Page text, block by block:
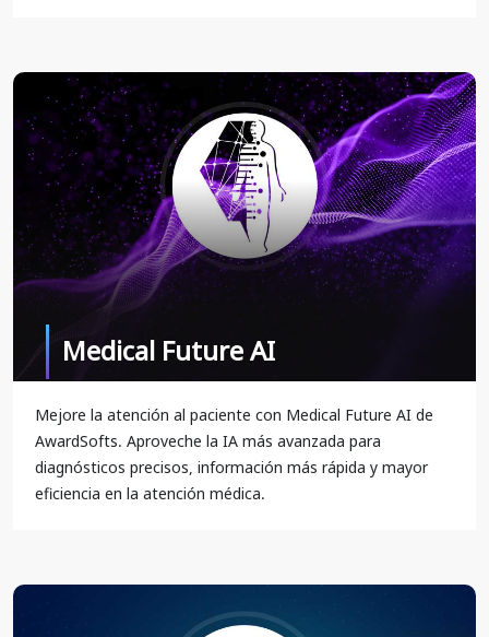
Medical Future AI
Mejore la atención al paciente con Medical Future AI de
AwardSofts. Aproveche la IA más avanzada para
diagnósticos precisos, información más rápida y mayor
eficiencia en la atención médica.